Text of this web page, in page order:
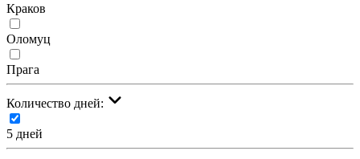
Краков
Оломуц
Прага
Количество дней:
5 дней